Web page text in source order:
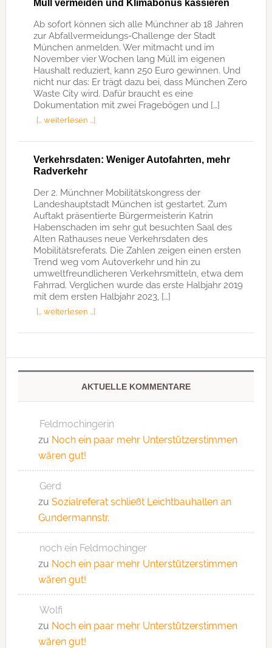
Müll vermeiden und Klimabonus kassieren
Ab sofort können sich alle Münchner ab 18 Jahren
zur Abfallvermeidungs-Challenge der Stadt
München anmelden. Wer mitmacht und im
November vier Wochen lang Müll im eigenen
Haushalt reduziert, kann 250 Euro gewinnen. Und
nicht nur das: Er trägt dazu bei, dass München Zero
Waste City wird. Dafür braucht es eine
Dokumentation mit zwei Fragebögen und […]
[… weiterlesen …]
Verkehrsdaten: Weniger Autofahrten, mehr
Radverkehr
Der 2. Münchner Mobilitätskongress der
Landeshauptstadt München ist gestartet. Zum
Auftakt präsentierte Bürgermeisterin Katrin
Habenschaden im sehr gut besuchten Saal des
Alten Rathauses neue Verkehrsdaten des
Mobilitätsreferats. Die Zahlen zeigen einen ersten
Trend weg vom Autoverkehr und hin zu
umweltfreundlicheren Verkehrsmitteln, etwa dem
Fahrrad. Verglichen wurde das erste Halbjahr 2019
mit dem ersten Halbjahr 2023, […]
[… weiterlesen …]
AKTUELLE KOMMENTARE
Feldmochingerin
zu Noch ein paar mehr Unterstützerstimmen
wären gut!
Gerd
zu Sozialreferat schließt Leichtbauhallen an
Gundermannstr.
noch ein Feldmochinger
zu Noch ein paar mehr Unterstützerstimmen
wären gut!
Wolfi
zu Noch ein paar mehr Unterstützerstimmen
wären gut!